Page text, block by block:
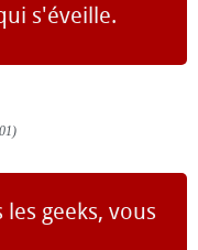
s'éveille.
geeks, vous